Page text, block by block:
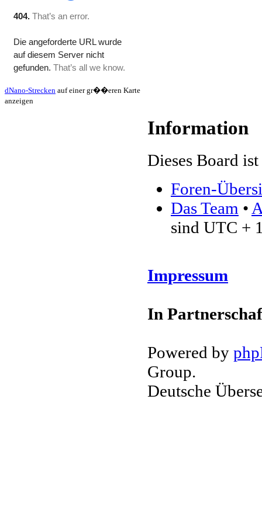
dNano-Strecken auf einer gr��eren Karte
anzeigen
Information
Dieses Board
Foren-
Das Team •
sind UTC +
Impressum
In
Powered by
Group.
Deutsche